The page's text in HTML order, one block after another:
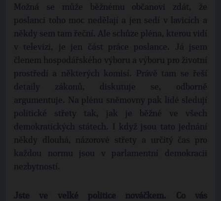
Možná se může běžnému občanovi zdát, že
poslanci toho moc nedělají a jen sedí v lavicích a
někdy sem tam řeční. Ale schůze pléna, kterou vidí
v televizi, je jen část práce poslance. Já jsem
členem hospodářského výboru a výboru pro životní
prostředí a některých komisí. Právě tam se řeší
detaily zákonů, diskutuje se, odborně
argumentuje. Na plénu sněmovny pak lidé sledují
politické střety tak, jak je běžné ve všech
demokratických státech. I když jsou tato jednání
někdy dlouhá, názorové střety a určitý čas pro
každou normu jsou v parlamentní demokracii
nezbytností.
Jste ve velké politice nováčkem. Co vás